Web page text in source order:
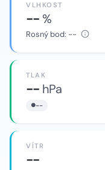
VLHKOST
--%
Rosný bod: --
TLAK
-- hPa
--
VÍTR
--